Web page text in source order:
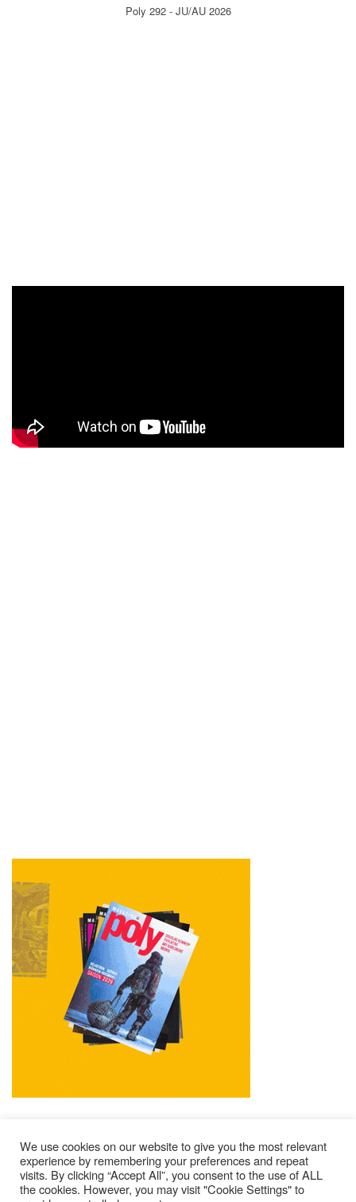
Poly 292 - JU/AU 2026
Mentions Légales Contacts
Où Trouver Poly ?
We use cookies on our website to give you the most relevant
experience by remembering your preferences and repeat
visits. By clicking “Accept All”, you consent to the use of ALL
the cookies. However, you may visit "Cookie Settings" to